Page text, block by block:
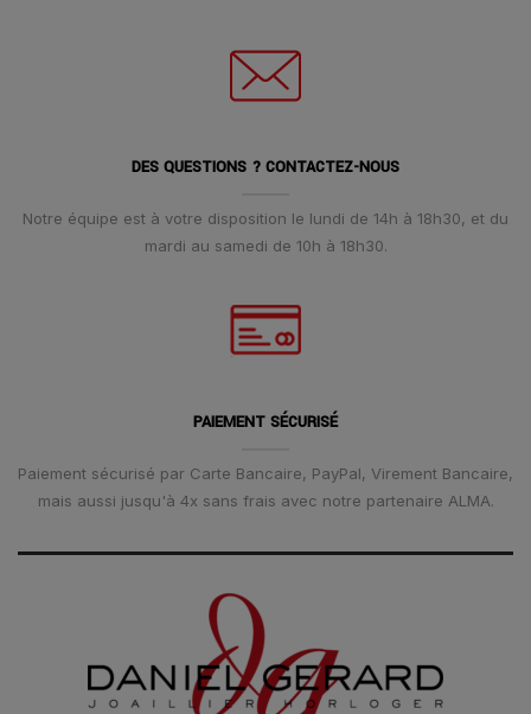
DES QUESTIONS ? CONTACTEZ-NOUS
Notre équipe est à votre disposition le lundi de 14h à 18h30, et du
mardi au samedi de 10h à 18h30.
PAIEMENT SÉCURISÉ
Paiement sécurisé par Carte Bancaire, PayPal, Virement Bancaire,
mais aussi jusqu'à 4x sans frais avec notre partenaire ALMA.